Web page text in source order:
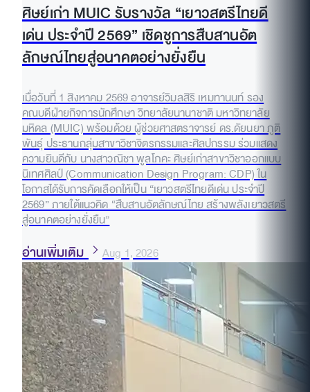
ศิษย์เก่า MUIC รับรางวัล “เยาวสตรีไทยดี
เด่น ประจำปี 2569” เชิดชูการสืบสานอัต
ลักษณ์ไทยสู่อนาคตอย่างยั่งยืน
เมื่อวันที่ 1 สิงหาคม 2569 อาจารย์วิมลสิริ เหมทานนท์ รอง
คณบดีฝ่ายกิจการนักศึกษา วิทยาลัยนานาชาติ มหาวิทยาลัย
มหิดล (MUIC) พร้อมด้วย ผู้ช่วยศาสตราจารย์ ดร.ดัยนยา ภูติ
พันธุ์ ประธานกลุ่มสาขาวิชาจิตรกรรมและศิลปกรรม ร่วมแสดง
ความยินดีกับ นางสาวณิชา พูลโภคะ ศิษย์เก่าสาขาวิชาออกแบบ
นิเทศศิลป์ (Communication Design Program: CDP) ใน
โอกาสได้รับการคัดเลือกให้เป็น “เยาวสตรีไทยดีเด่น ประจำปี
2569” ภายใต้แนวคิด “สืบสานอัตลักษณ์ไทย สร้างพลังเยาวสตรี
สู่อนาคตอย่างยั่งยืน”
อ่านเพิ่มเติม Aug 1, 2026